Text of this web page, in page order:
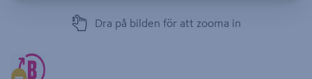
Dra på bilden för att zooma in